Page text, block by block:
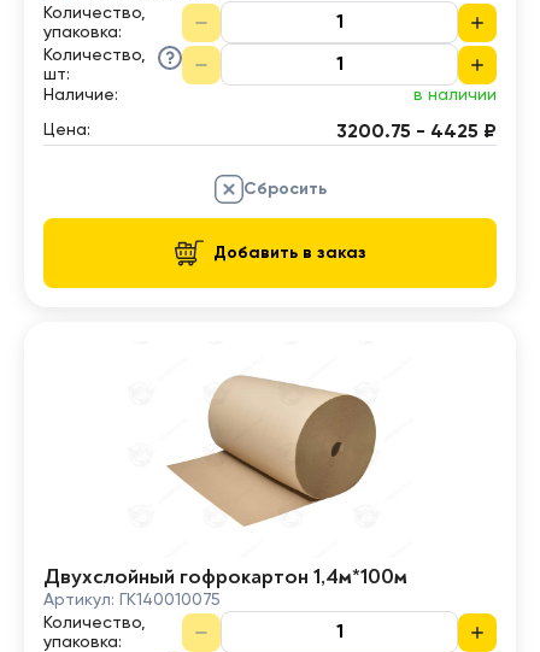
Количество,
упаковка:
Количество,
шт:
Наличие:
в наличии
Цена: 3200.75 - 4425 ₽
Сбросить
Добавить в заказ
Двухслойный гофрокартон 1,4м*100м
Артикул:
ГК140010075
Количество,
упаковка: